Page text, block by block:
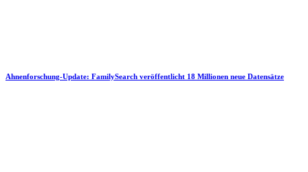
Ahnenforschung-Update: FamilySearch veröffentlicht 18 Millionen neue Datensätze